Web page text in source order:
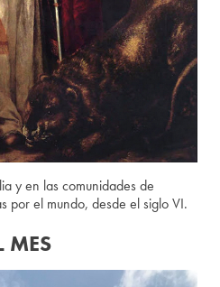
y en las comunidades de
por el mundo, desde el siglo VI.
MES